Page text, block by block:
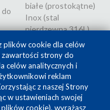
białe (prostokątne)
Inox (stal
nierdzewna 316L)
plików cookie dla celów
strony do
celów analitycznych i
reklam
z naszej Strony
w ustawieniach swojej
cookie), wyrażasz